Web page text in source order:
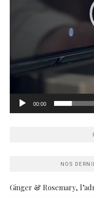
00:00
NOS
Ginger & Rosemary,